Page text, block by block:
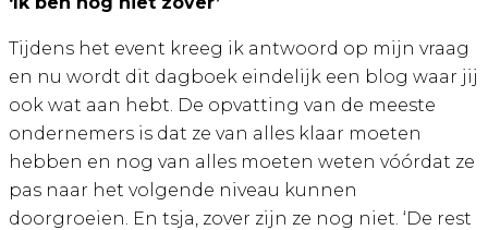
Tijdens het event kreeg ik antwoord op mijn vraag
en nu wordt dit dagboek eindelijk een blog waar jij
ook wat aan hebt. De opvatting van de meeste
ondernemers is dat ze van alles klaar moeten
hebben en nog van alles moeten weten vóórdat ze
pas naar het volgende niveau kunnen
doorgroeien. En tsja, zover zijn ze nog niet. ‘De rest